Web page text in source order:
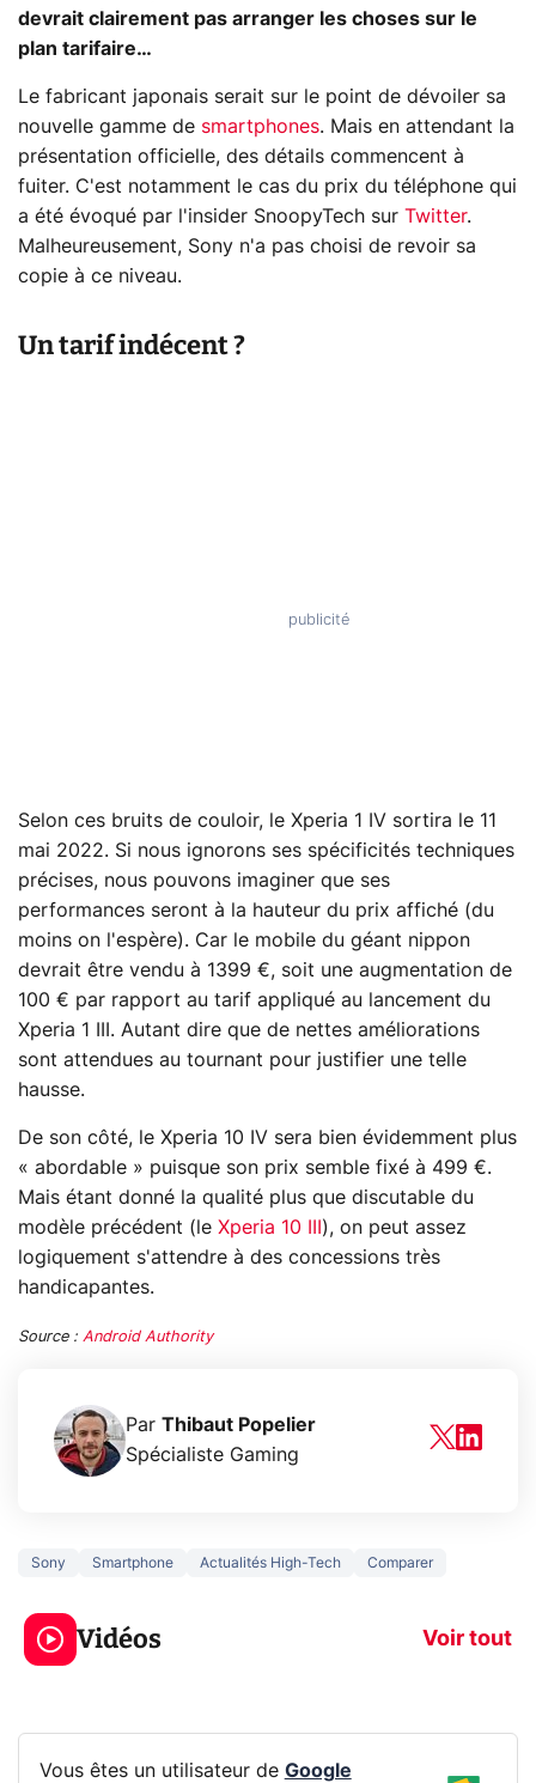
devrait clairement pas arranger les choses sur le
plan tarifaire…
Le fabricant japonais serait sur le point de dévoiler sa
nouvelle gamme de smartphones. Mais en attendant la
présentation officielle, des détails commencent à
fuiter. C'est notamment le cas du prix du téléphone qui
a été évoqué par l'insider SnoopyTech sur Twitter.
Malheureusement, Sony n'a pas choisi de revoir sa
copie à ce niveau.
Un tarif indécent ?
Selon ces bruits de couloir, le Xperia 1 IV sortira le 11
mai 2022. Si nous ignorons ses spécificités techniques
précises, nous pouvons imaginer que ses
performances seront à la hauteur du prix affiché (du
moins on l'espère). Car le mobile du géant nippon
devrait être vendu à 1399 €, soit une augmentation de
100 € par rapport au tarif appliqué au lancement du
Xperia 1 III. Autant dire que de nettes améliorations
sont attendues au tournant pour justifier une telle
hausse.
De son côté, le Xperia 10 IV sera bien évidemment plus
« abordable » puisque son prix semble fixé à 499 €.
Mais étant donné la qualité plus que discutable du
modèle précédent (le Xperia 10 III ), on peut assez
logiquement s'attendre à des concessions très
handicapantes.
Source : Android Authority
Par Thibaut Popelier
Spécialiste Gaming
Sony Smartphone Actualités High-Tech Comparer
Vidéos Voir tout
Ce que vous ne
savez sur la
navigation privée !
Pixel 11 Pro
Vous êtes un utilisateur de Google